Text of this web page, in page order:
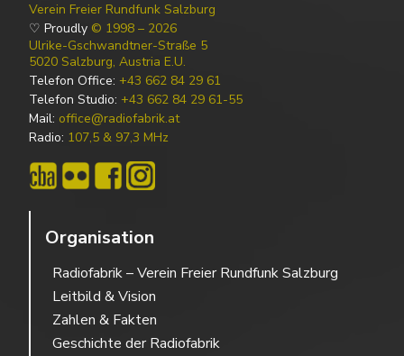
Verein Freier Rundfunk Salzburg
♡ Proudly © 1998 – 2026
Ulrike-Gschwandtner-Straße 5
5020 Salzburg, Austria E.U.
Telefon Office: +43 662 84 29 61
Telefon Studio: +43 662 84 29 61-55
Mail: office@radiofabrik.at
Radio: 107,5 & 97,3 MHz
Organisation
Radiofabrik – Verein Freier Rundfunk Salzburg
Leitbild & Vision
Zahlen & Fakten
Geschichte der Radiofabrik